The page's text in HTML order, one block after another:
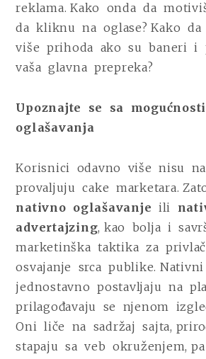
reklama. Kako onda da
da kliknu na oglase? Kako da
više prihoda ako su baneri i
vaša glavna prepreka?
Upoznajte se sa
oglašavanja
Korisnici odavno više nisu
provaljuju cake marketara.
nativno oglašavanje ili
advertajzing, kao bolja i
marketinška taktika za
osvajanje srca publike.
jednostavno postavljaju na
prilagođavaju se njenom
Oni liče na sadržaj sajta,
stapaju sa veb okruženjem,